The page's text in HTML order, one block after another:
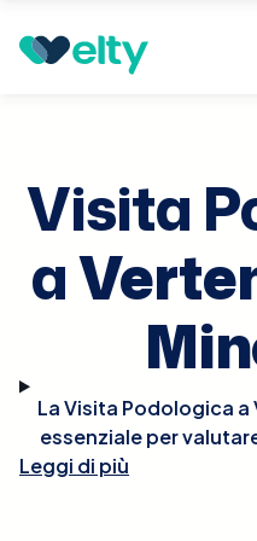
Prenota visita
Visita
a
La Visita Podologica
essenziale per
riguardano i piedi e le
Leggi di più